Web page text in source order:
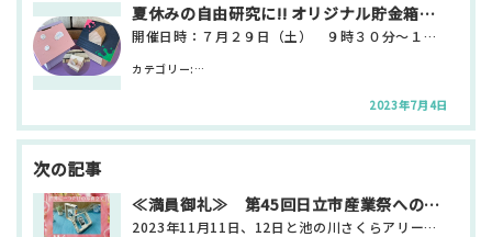
夏休みの自由研究に!! オリジナル貯金箱作成ワークショップ
開催日時：７月２９日（土） ９時３０分～１１時３０分 開催場所：サテライト日興 日立市会瀬町４－１－…
カテゴリー:
2023年7月4日
≪満員御礼≫ 第45回日立市産業祭への出展とお礼
2023年11月11日、12日と池の川さくらアリーナで2日間開催された第45回日立市産業祭に日興が出…